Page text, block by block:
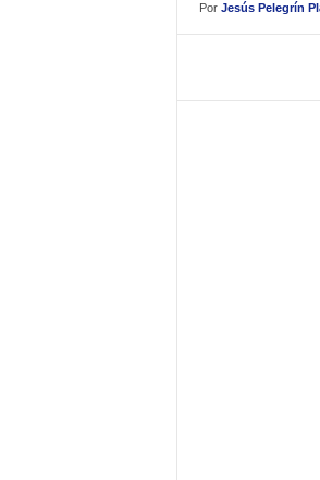
Por Jesús Pelegrín